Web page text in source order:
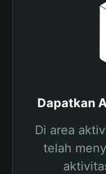
Dapatkan
Di area
telah